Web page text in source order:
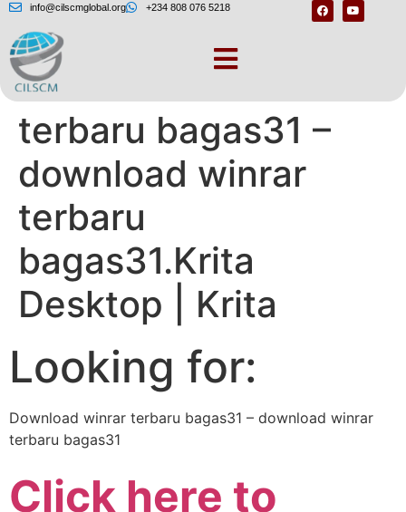
info@cilscmglobal.org +234 808 076 5218
Download winrar
terbaru bagas31 –
download winrar
terbaru
bagas31.Krita
Desktop | Krita
Looking for:
Download winrar terbaru bagas31 – download winrar
terbaru bagas31
Click here to